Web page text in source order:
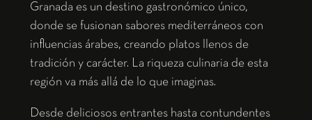
Granada es un destino gastronómico único,
donde se fusionan sabores mediterráneos con
influencias árabes, creando platos llenos de
tradición y carácter. La riqueza culinaria de esta
región va más allá de lo que imaginas.
Desde deliciosos entrantes hasta contundentes